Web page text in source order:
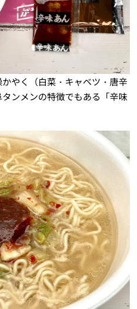
やく（白菜・キャベツ・唐辛
ンメンの特徴でもある「辛味